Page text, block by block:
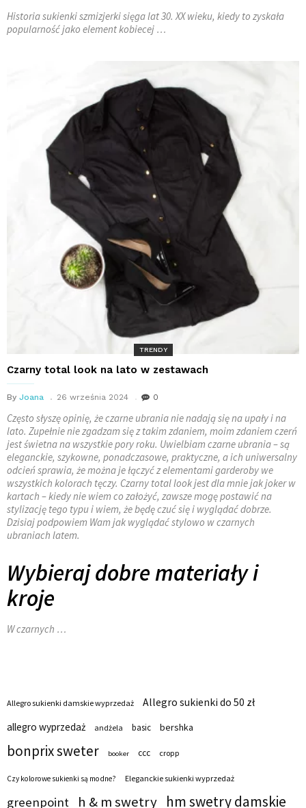
Historia sukienki szmizjerki sięga lat 30. XX wieku, kiedy to zyskała
popularność jako element kobiecej …
TRENDY
Czarny total look na lato w zestawach
By Joana 26 września 2024 0
Często słyszę opinię, że czarne ubrania nie nadają się na upały i na
lato. Zupełnie nie zgadzam się z takim zdaniem, moim zdaniem czerń
jest świetna na wszystkie pory roku. Uwielbiam czarne ubrania – są
eleganckie, szykowne, ponadczasowe, praktyczne, a ich uniwersalny
odcień sprawia, że można je łączyć z elementami garderoby we
wszystkich kolorach tęczy. Czarny total look jest dla mnie jak joker w
kartach – kiedy nie wiem co założyć, zawsze mogę postawić na
stylizację tego typu i wiem, że będę czuć się i wyglądać dobrze.
Dzisiaj podpowiem Wam jak wyglądać stylowo w czarnych
ubraniach latem.
Wybieraj dobre materiały i
kroje
W czarnych …
Allegro sukienki damskie wyprzedaż
Allegro sukienki do 50 zł
allegro wyprzedaż
andżela basic bershka
bonprix sweter booker ccc cropp
Czy kolorowe sukienki są modne? Eleganckie sukienki wyprzedaż
greenpoint h & m swetry hm swetry damskie